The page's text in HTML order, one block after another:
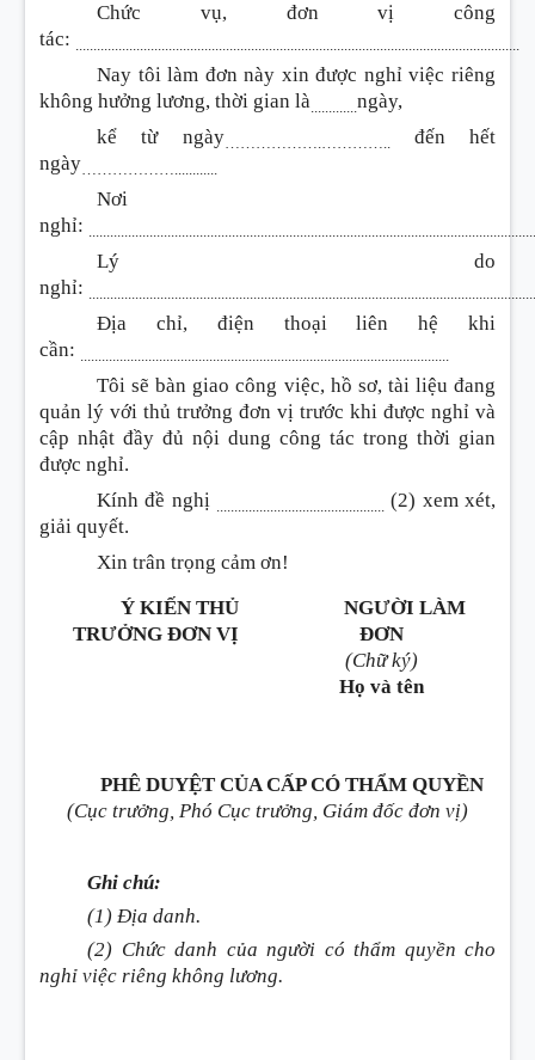
Chức vụ, đơn vị công
tác:
Nay tôi làm đơn này xin được nghỉ việc riêng
không hưởng lương, thời gian là
ngày,
kể từ ngày
đến hết
ngày
Nơi
nghỉ:
Lý do
nghỉ:
Địa chỉ, điện thoại liên hệ khi
cần:
Tôi sẽ bàn giao công việc, hồ sơ, tài liệu đang
quản lý với thủ trưởng đơn vị trước khi được nghỉ và
cập nhật đầy đủ nội dung công tác trong thời gian
được nghỉ.
Kính đề nghị
(2) xem xét,
giải quyết.
Xin trân trọng cảm ơn!
Ý KIẾN THỦ
TRƯỞNG ĐƠN VỊ
NGƯỜI LÀM
ĐƠN
(Chữ ký)
Họ và tên
PHÊ DUYỆT CỦA CẤP CÓ THẨM QUYỀN
(Cục trưởng, Phó Cục trưởng, Giám đốc đơn vị)
Ghi chú:
(1) Địa danh.
(2) Chức danh của người có thẩm quyền cho
nghỉ việc riêng không lương.